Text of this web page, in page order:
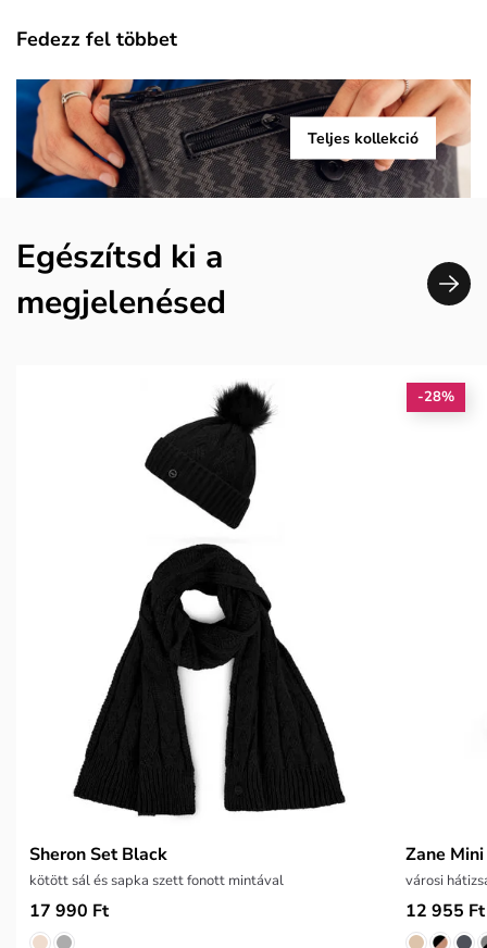
Fedezz fel többet
Teljes kollekció
Egészítsd ki a
megjelenésed
Sheron Set Black
kötött sál és sapka szett fonott mintával
17 990 Ft
-28%
Zane
városi
12 955 Ft